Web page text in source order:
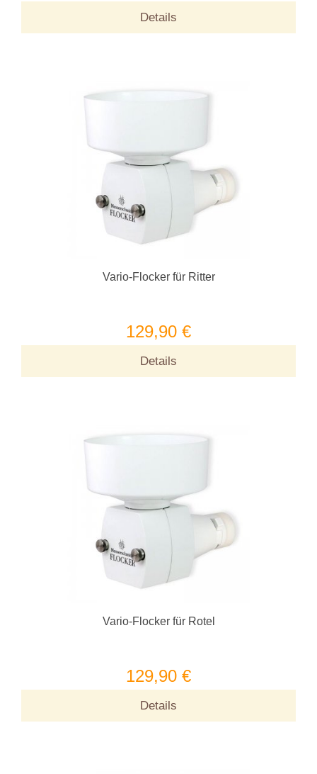
Details
Vario-Flocker für Ritter
129,90 €
Details
Vario-Flocker für Rotel
129,90 €
Details